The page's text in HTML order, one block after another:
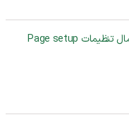
هزار و یک شب اکسل - شب نهم - اعمال تنظیمات Page setup